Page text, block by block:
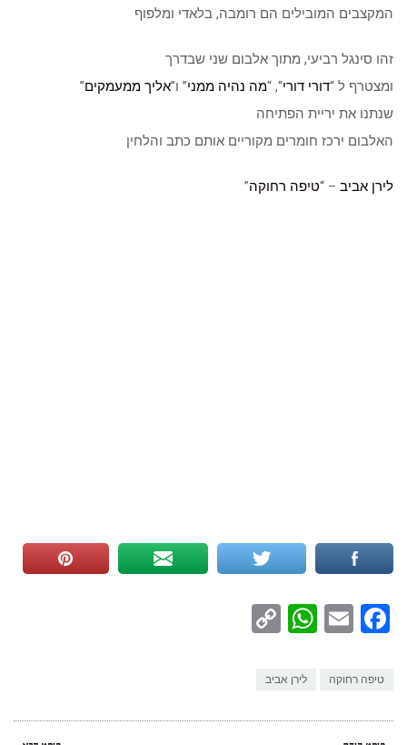
המקצבים המובילים הם רומבה, בלאדי ומלפוף
זהו סינגל רביעי, מתוך אלבום שני שבדרך
ומצטרף ל “דורי דורי“, “מה נהיה ממני” ו”אליך ממעמקים”
שנתנו את יריית הפתיחה
האלבום ירכז חומרים מקוריים אותם כתב והלחין
לירן אביב – “טיפה רחוקה”
Facebook
Email
WhatsApp
טיפה רחוקה לירן אביב